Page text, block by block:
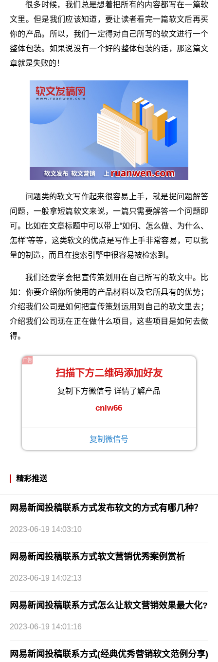
很多时候，我们总是想着把所有的内容都写在一篇软
文里。但是我们应该知道，要让读者看完一篇软文后再买
你的产品。所以，我们一定得对自己所写的软文进行一个
整体包装。如果说没有一个好的整体包装的话，那这篇文
章就是失败的！
问题类的软文写作起来很容易上手，就是提问题解答
问题，一般拿短篇软文来说，一篇只需要解答一个问题即
可。比如在文章标题中可以带上“如何、怎么做、为什么、
怎样”等等，这类软文的优点是写作上手非常容易，可以批
量的制造，而且在搜索引擎中很容易被检索到。
我们还要学会把宣传策划用在自己所写的软文中。比
如：你要介绍你所使用的产品材料以及它所具有的优势；
介绍我们公司是如何把宣传策划运用到自己的软文里去；
介绍我们公司现在正在做什么项目，这些项目是如何去做
得。
广告
扫描下方二维码添加好友
复制下方微信号 详情了解产品
cnlw66
复制微信号
精彩推送
网易新闻投稿联系方式发布软文的方式有哪几种？
2023-06-19 14:03:10
网易新闻投稿联系方式软文营销优秀案例赏析
2023-06-19 14:02:13
网易新闻投稿联系方式怎么让软文营销效果最大化?
2023-06-19 14:01:16
网易新闻投稿联系方式(经典优秀营销软文范例分享)